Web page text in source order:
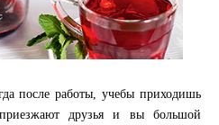
после работы, учебы приходишь
друзья и вы большой